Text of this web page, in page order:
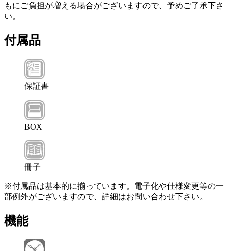
もにご負担が増える場合がございますので、予めご了承下さ
い。
付属品
保証書
BOX
冊子
※付属品は基本的に揃っています。電子化や仕様変更等の一
部例外がございますので、詳細はお問い合わせ下さい。
機能